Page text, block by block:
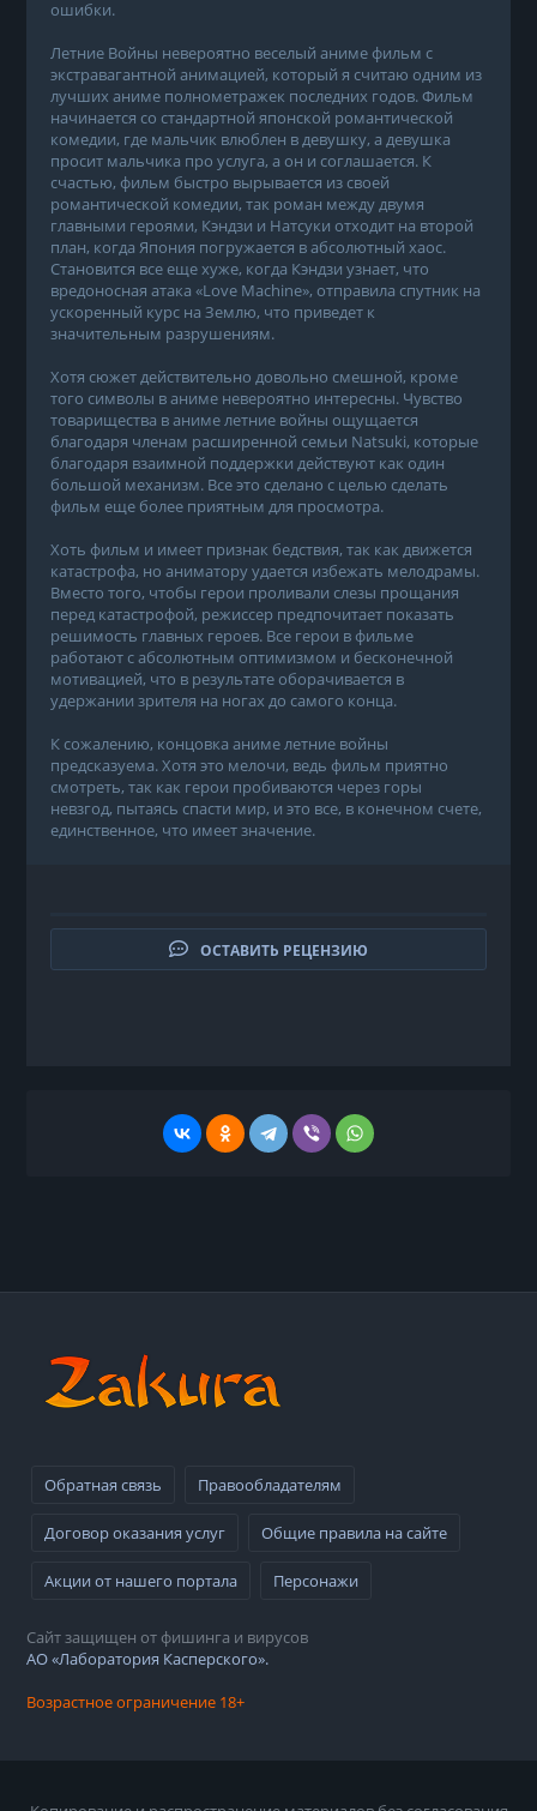
ошибки.
Летние Войны невероятно веселый аниме фильм с
экстравагантной анимацией, который я считаю одним из
лучших аниме полнометражек последних годов. Фильм
начинается со стандартной японской романтической
комедии, где мальчик влюблен в девушку, а девушка
просит мальчика про услуга, а он и соглашается. К
счастью, фильм быстро вырывается из своей
романтической комедии, так роман между двумя
главными героями, Кэндзи и Натсуки отходит на второй
план, когда Япония погружается в абсолютный хаос.
Становится все еще хуже, когда Кэндзи узнает, что
вредоносная атака «Love Machine», отправила спутник на
ускоренный курс на Землю, что приведет к
значительным разрушениям.
Хотя сюжет действительно довольно смешной, кроме
того символы в аниме невероятно интересны. Чувство
товарищества в аниме летние войны ощущается
благодаря членам расширенной семьи Natsuki, которые
благодаря взаимной поддержки действуют как один
большой механизм. Все это сделано с целью сделать
фильм еще более приятным для просмотра.
Хоть фильм и имеет признак бедствия, так как движется
катастрофа, но аниматору удается избежать мелодрамы.
Вместо того, чтобы герои проливали слезы прощания
перед катастрофой, режиссер предпочитает показать
решимость главных героев. Все герои в фильме
работают с абсолютным оптимизмом и бесконечной
мотивацией, что в результате оборачивается в
удержании зрителя на ногах до самого конца.
К сожалению, концовка аниме летние войны
предсказуема. Хотя это мелочи, ведь фильм приятно
смотреть, так как герои пробиваются через горы
невзгод, пытаясь спасти мир, и это все, в конечном счете,
единственное, что имеет значение.
ОСТАВИТЬ РЕЦЕНЗИЮ
Обратная связь Правообладателям
Договор оказания услуг Общие правила на сайте
Акции от нашего портала Персонажи
Сайт защищен от фишинга и вирусов
АО «Лаборатория Касперского».
Возрастное ограничение 18+